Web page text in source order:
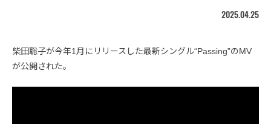
2025.04.25
柴田聡子が今年1月にリリースした最新シングル“Passing”のMV
が公開された。